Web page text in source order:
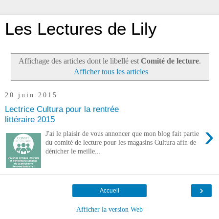
Les Lectures de Lily
Affichage des articles dont le libellé est Comité de lecture.
Afficher tous les articles
20 juin 2015
Lectrice Cultura pour la rentrée
littéraire 2015
›
J'ai le plaisir de vous annoncer que mon blog fait partie
du comité de lecture pour les magasins Cultura afin de
dénicher le meille...
›
Accueil
Afficher la version Web